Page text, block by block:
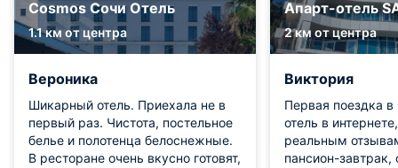
Cosmos Сочи Отель
1.1 км от центра
Вероника
Шикарный отель. Приехала не в
первый раз. Чистота, постельное
белье и полотенца белоснежные.
В ресторане очень вкусно готовят,
Апарт-отель
2 км от центра
Виктория
Первая поездка
отель в
реальным
пансион-